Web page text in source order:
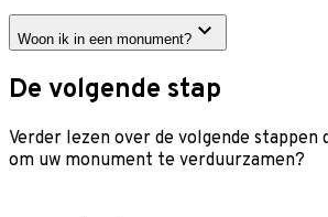
Woon ik in een monument?
De volgende stap
Verder lezen over de volgende
om uw monument te verduurzamen?